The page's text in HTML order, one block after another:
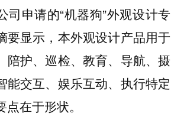
司申请的“机器狗”外观设计专
要显示，本外观设计产品用于
陪护、巡检、教育、导航、摄
能交互、娱乐互动、执行特定
在于形状。